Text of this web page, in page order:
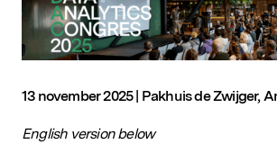
13 november 2025 | Pakhuis de Zwijger,
English version below